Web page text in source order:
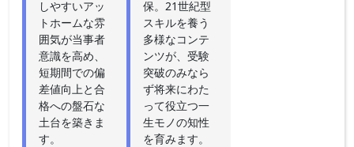
しやすいアッ
トホームな雰
囲気が当事者
意識を高め、
短期間での偏
差値向上と合
格への盤石な
土台を築きま
す。
保。21世紀型
スキルを養う
多様なコンテ
ンツが、受験
突破のみなら
ず将来にわた
って役立つ一
生モノの知性
を育みます。